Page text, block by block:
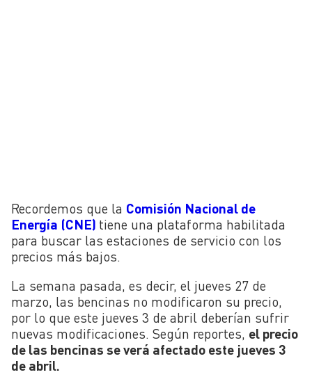
Recordemos que la Comisión Nacional de
Energía (CNE) tiene una plataforma habilitada
para buscar las estaciones de servicio con los
precios más bajos.
La semana pasada, es decir, el jueves 27 de
marzo, las bencinas no modificaron su precio,
por lo que este jueves 3 de abril deberían sufrir
nuevas modificaciones. Según reportes, el precio
de las bencinas se verá afectado este jueves 3
de abril.